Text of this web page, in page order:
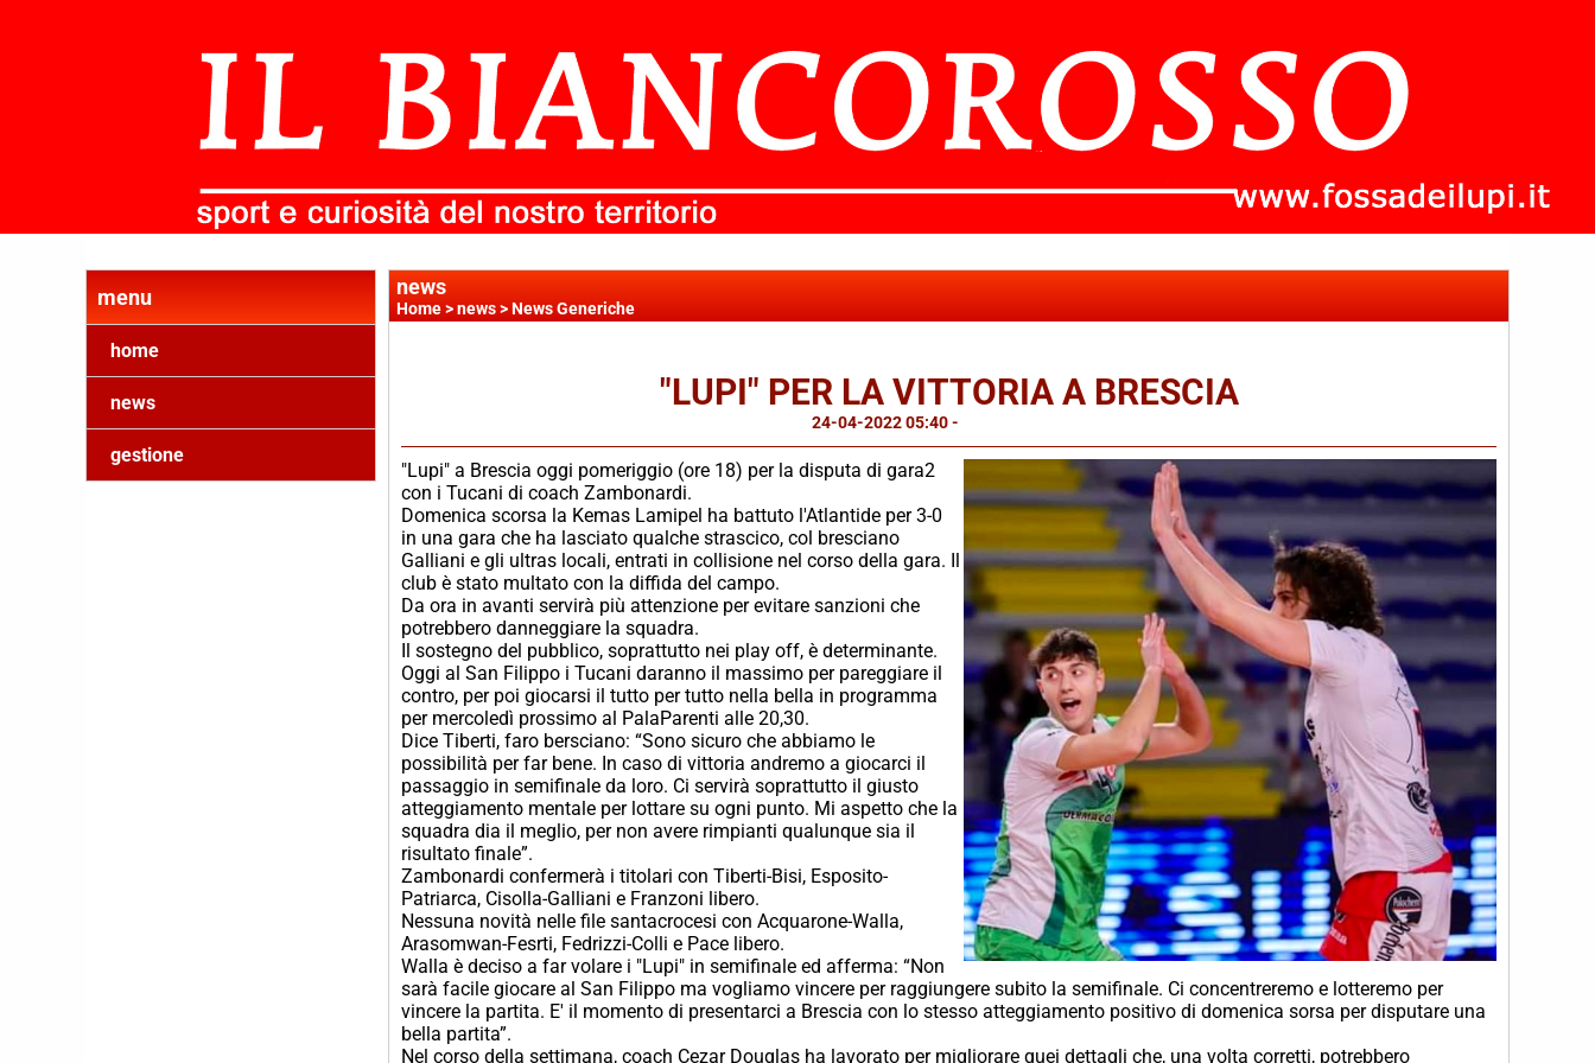
menu
home
news
gestione
news
Home>news>News Generiche
"LUPI" PER LA VITTORIA A BRESCIA
24-04-2022 05:40-
"Lupi" a Brescia oggi pomeriggio (ore 18) per la disputa di gara2
con i Tucani di coach Zambonardi.
Domenica scorsa la Kemas Lamipel ha battuto l'Atlantide per 3-0
in una gara che ha lasciato qualche strascico, col bresciano
Galliani e gli ultras locali, entrati in collisione nel corso della gara. Il
club è stato multato con la diffida del campo.
Da ora in avanti servirà più attenzione per evitare sanzioni che
potrebbero danneggiare la squadra.
Il sostegno del pubblico, soprattutto nei play off, è determinante.
Oggi al San Filippo i Tucani daranno il massimo per pareggiare il
contro, per poi giocarsi il tutto per tutto nella bella in programma
per mercoledì prossimo al PalaParenti alle 20,30.
Dice Tiberti, faro bersciano: “Sono sicuro che abbiamo le
possibilità per far bene. In caso di vittoria andremo a giocarci il
passaggio in semifinale da loro. Ci servirà soprattutto il giusto
atteggiamento mentale per lottare su ogni punto. Mi aspetto che la
squadra dia il meglio, per non avere rimpianti qualunque sia il
risultato finale”.
Zambonardi confermerà i titolari con Tiberti-Bisi, Esposito-
Patriarca, Cisolla-Galliani e Franzoni libero.
Nessuna novità nelle file santacrocesi con Acquarone-Walla,
Arasomwan-Fesrti, Fedrizzi-Colli e Pace libero.
Walla è deciso a far volare i "Lupi" in semifinale ed afferma: “Non
sarà facile giocare al San Filippo ma vogliamo vincere per raggiungere subito la semifinale. Ci concentreremo e lotteremo per
vincere la partita. E' il momento di presentarci a Brescia con lo stesso atteggiamento positivo di domenica sorsa per disputare una
bella partita”.
Nel corso della settimana, coach Cezar Douglas ha lavorato per migliorare quei dettagli che, una volta corretti, potrebbero